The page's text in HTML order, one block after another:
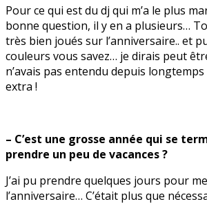
Pour ce qui est du dj qui m’a le plus
bonne question, il y en a plusieurs…
très bien joués sur l’anniversaire.. et
couleurs vous savez… je dirais peut
n’avais pas entendu depuis
extra !
– C’est une grosse année qui se
prendre un peu de vacances ?
J’ai pu prendre quelques jours pour
l’anniversaire… C’était plus que